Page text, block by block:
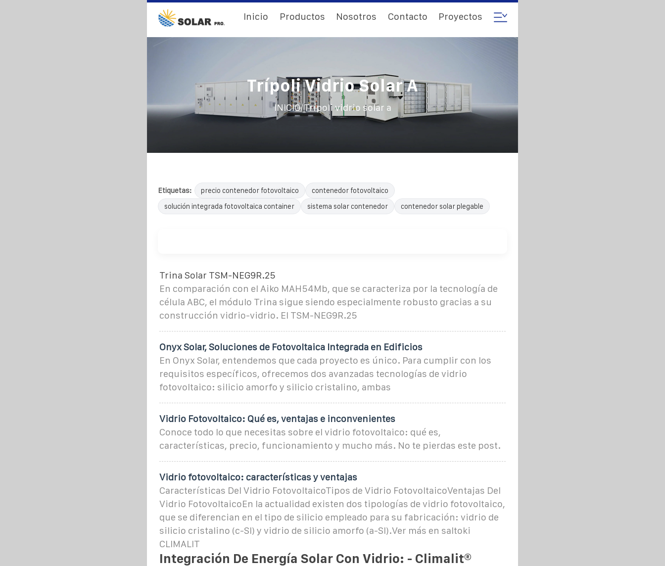
Inicio Productos Nosotros Contacto Proyectos
Trípoli Vidrio Solar A
INICIO/Trípoli vidrio solar a
Etiquetas: precio contenedor fotovoltaico
contenedor fotovoltaico
solución integrada fotovoltaica container
sistema solar contenedor contenedor solar plegable
Trina Solar TSM-NEG9R.25
En comparación con el Aiko MAH54Mb, que se caracteriza por la tecnología de
célula ABC, el módulo Trina sigue siendo especialmente robusto gracias a su
construcción vidrio-vidrio. El TSM-NEG9R.25
Onyx Solar, Soluciones de Fotovoltaica Integrada en Edificios
En Onyx Solar, entendemos que cada proyecto es único. Para cumplir con los
requisitos específicos, ofrecemos dos avanzadas tecnologías de vidrio
fotovoltaico: silicio amorfo y silicio cristalino, ambas
Vidrio Fotovoltaico: Qué es, ventajas e inconvenientes
Conoce todo lo que necesitas sobre el vidrio fotovoltaico: qué es,
características, precio, funcionamiento y mucho más. No te pierdas este post.
Vidrio fotovoltaico: características y ventajas
Características Del Vidrio FotovoltaicoTipos de Vidrio FotovoltaicoVentajas Del
Vidrio FotovoltaicoEn la actualidad existen dos tipologías de vidrio fotovoltaico,
que se diferencian en el tipo de silicio empleado para su fabricación: vidrio de
silicio cristalino (c-SI) y vidrio de silicio amorfo (a-SI).Ver más en saltoki
CLIMALIT
Integración De Energía Solar Con Vidrio: - Climalit®